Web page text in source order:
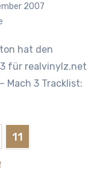
2007
3 für realvinylz.net
Mach 3 Tracklist:
11